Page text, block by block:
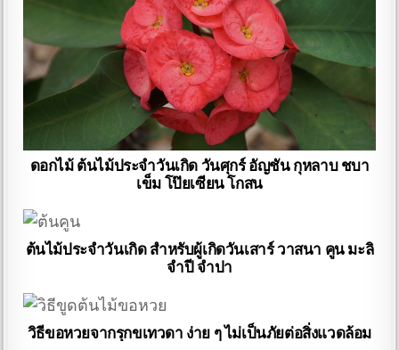
ดอกไม้ ต้นไม้ประจำวันเกิด วันศุกร์ อัญชัน กุหลาบ ชบา
เข็ม โป๊ยเซียน โกสน
ต้นไม้ประจำวันเกิด สำหรับผู้เกิดวันเสาร์ วาสนา คูน มะลิ
จำปี จำปา
วิธีขอหวยจากรุกขเทวดา ง่าย ๆ ไม่เป็นภัยต่อสิ่งแวดล้อม